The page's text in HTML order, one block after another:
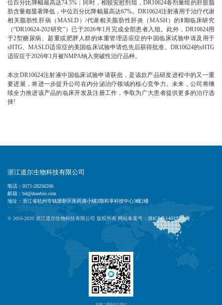
位百分比降幅最高达74.5%；同时，相较安慰剂组，DR10624各剂量组的肝脏脂
肪含量都显著降低，中位百分比降幅最高达67%。DR10624注射液用于治疗代谢
相关脂肪性肝病（MASLD）/代谢相关脂肪性肝炎（MASH）的Ⅱ期临床研究
（“DR10624-202研究”）已于2026年1月完成全部患者入组。此外，DR10624用
于2型糖尿病、超重或肥胖人群的体重管理适应症的中国临床试验申请及用于
sHTG、MASLD适应症的美国临床试验申请也先后获得批准。DR10624的sHTG
适应症于2026年1月被NMPA纳入突破性治疗品种。
本次DR10624注射液中国临床试验申请获批，是该款产品研发进程中的又一重
要进展，将进一步提升公司在内分泌治疗领域的核心竞争力。未来，公司将继
续全力推进该产品的临床开发及注册工作，争取为广大患者提供更多的治疗选
择!
浙江道尔生物科技有限公司
电话：0571-28256206
邮箱：bd@doerbio.com
地址：浙江省杭州市钱塘新区医药港小镇3期和享科技中心3幢2楼
© 2016-2020 浙江道尔生物科技有限公司 版权所有 网站备案号： 浙ICP备14037239号
扫描二维码关注我们